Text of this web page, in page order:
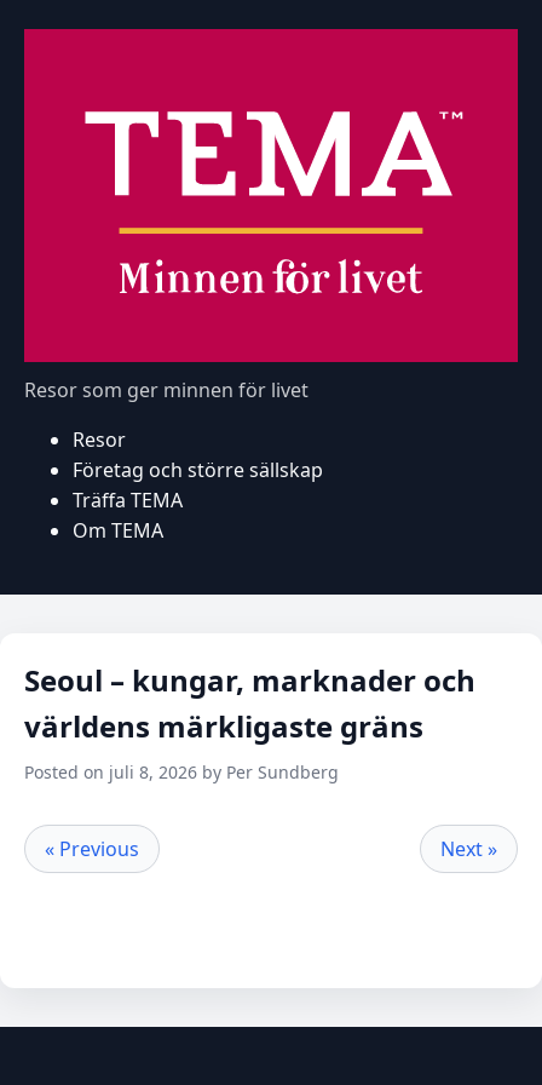
Resor som ger minnen för livet
Resor
Företag och större sällskap
Träffa TEMA
Om TEMA
Seoul – kungar, marknader och
världens märkligaste gräns
Posted on juli 8, 2026 by Per Sundberg
« Previous Next »